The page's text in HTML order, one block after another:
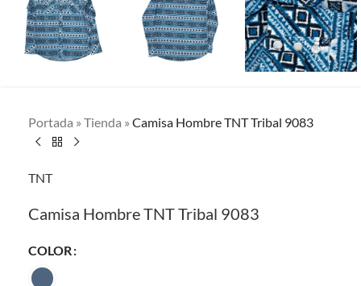
Portada » Tienda » Camisa Hombre TNT Tribal 9083
TNT
Camisa Hombre TNT Tribal 9083
COLOR